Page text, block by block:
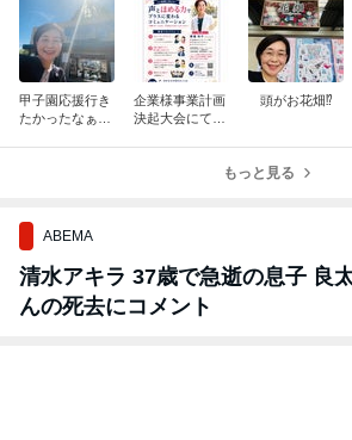
甲子園応援行き
たかったなぁ…
企業様事業計画
決起大会にて講
頭がお花畑⁉️
もっと見る
ABEMA
清水アキラ 37歳で急逝の息子 良
んの死去にコメント